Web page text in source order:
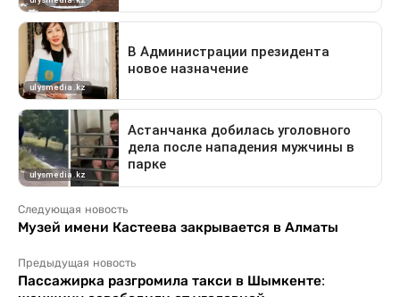
Следующая новость
Музей имени Кастеева закрывается в Алматы
Предыдущая новость
Пассажирка разгромила такси в Шымкенте: